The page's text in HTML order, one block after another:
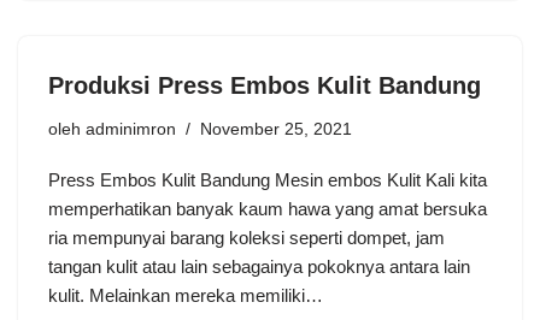
Produksi Press Embos Kulit Bandung
oleh adminimron November 25, 2021
Press Embos Kulit Bandung Mesin embos Kulit Kali kita
memperhatikan banyak kaum hawa yang amat bersuka
ria mempunyai barang koleksi seperti dompet, jam
tangan kulit atau lain sebagainya pokoknya antara lain
kulit. Melainkan mereka memiliki…